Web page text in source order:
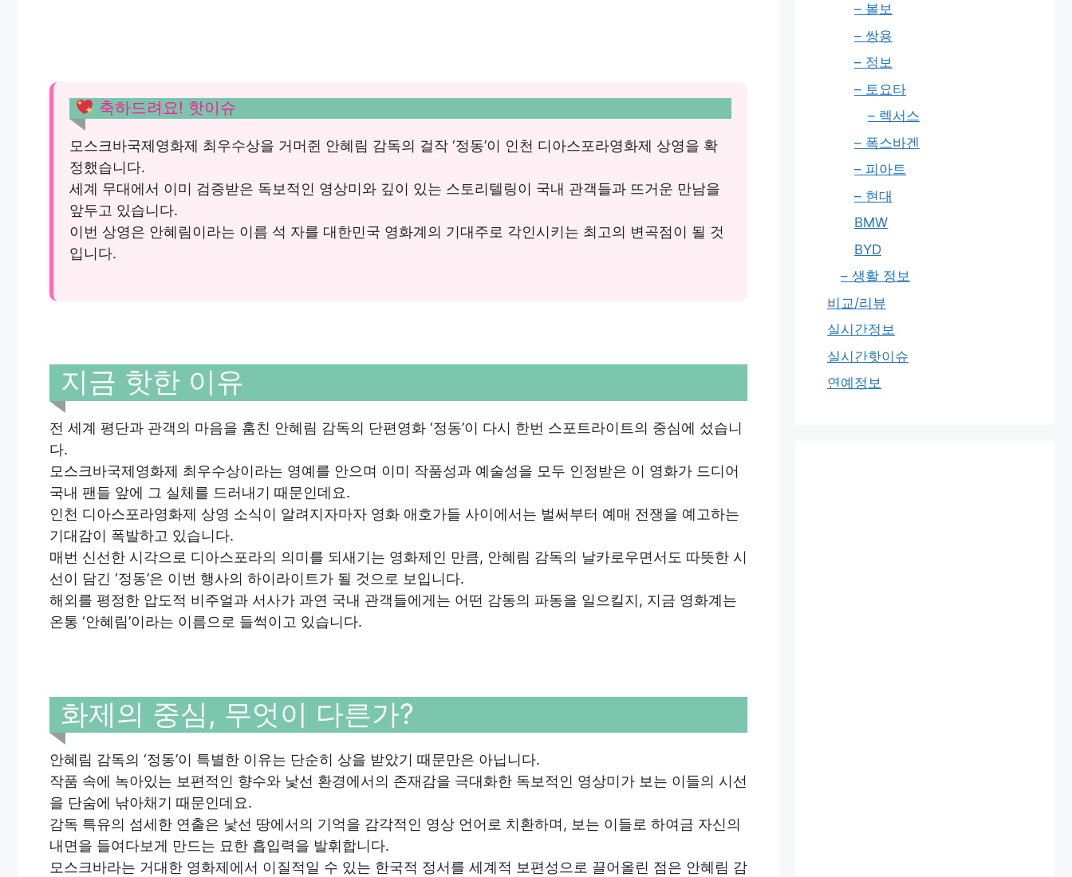
축하드려요! 핫이슈
모스크바국제영화제 최우수상을 거머쥔 안혜림 감독의 걸작 ‘정동’이 인천 디아스포라영화제 상영을 확
정했습니다.
세계 무대에서 이미 검증받은 독보적인 영상미와 깊이 있는 스토리텔링이 국내 관객들과 뜨거운 만남을
앞두고 있습니다.
이번 상영은 안혜림이라는 이름 석 자를 대한민국 영화계의 기대주로 각인시키는 최고의 변곡점이 될 것
입니다.
지금 핫한 이유
전 세계 평단과 관객의 마음을 훔친 안혜림 감독의 단편영화 ‘정동’이 다시 한번 스포트라이트의 중심에 섰습니
다.
모스크바국제영화제 최우수상이라는 영예를 안으며 이미 작품성과 예술성을 모두 인정받은 이 영화가 드디어
국내 팬들 앞에 그 실체를 드러내기 때문인데요.
인천 디아스포라영화제 상영 소식이 알려지자마자 영화 애호가들 사이에서는 벌써부터 예매 전쟁을 예고하는
기대감이 폭발하고 있습니다.
매번 신선한 시각으로 디아스포라의 의미를 되새기는 영화제인 만큼, 안혜림 감독의 날카로우면서도 따뜻한 시
선이 담긴 ‘정동’은 이번 행사의 하이라이트가 될 것으로 보입니다.
해외를 평정한 압도적 비주얼과 서사가 과연 국내 관객들에게는 어떤 감동의 파동을 일으킬지, 지금 영화계는
온통 ‘안혜림’이라는 이름으로 들썩이고 있습니다.
화제의 중심, 무엇이 다른가?
안혜림 감독의 ‘정동’이 특별한 이유는 단순히 상을 받았기 때문만은 아닙니다.
작품 속에 녹아있는 보편적인 향수와 낯선 환경에서의 존재감을 극대화한 독보적인 영상미가 보는 이들의 시선
을 단숨에 낚아채기 때문인데요.
감독 특유의 섬세한 연출은 낯선 땅에서의 기억을 감각적인 영상 언어로 치환하며, 보는 이들로 하여금 자신의
내면을 들여다보게 만드는 묘한 흡입력을 발휘합니다.
모스크바라는 거대한 영화제에서 이질적일 수 있는 한국적 정서를 세계적 보편성으로 끌어올린 점은 안혜림 감
– 볼보
– 쌍용
– 정보
– 토요타
– 렉서스
– 폭스바겐
– 피아트
– 현대
BMW
BYD
– 생활 정보
비교/리뷰
실시간정보
실시간핫이슈
연예정보